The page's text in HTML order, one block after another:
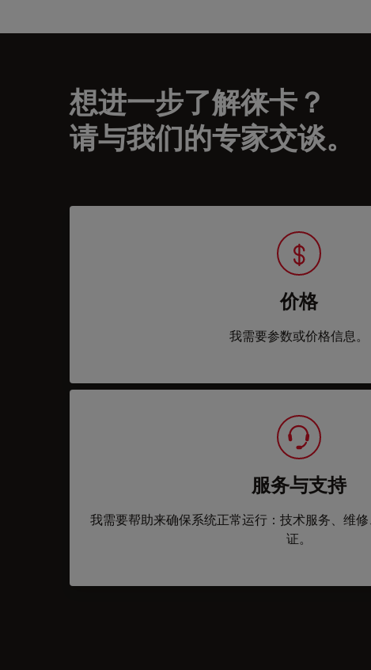
想进一步了解徕卡？
请与我们的专家交谈。
价格
我需要参数或价格信息。
服务与支持
我需要帮助来确保系统正常运行：技术服务、维
证。